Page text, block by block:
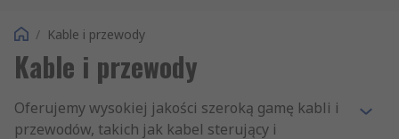
/ Kable i przewody
Kable i przewody
Oferujemy wysokiej jakości szeroką gamę kabli i
przewodów, takich jak kabel sterujący i